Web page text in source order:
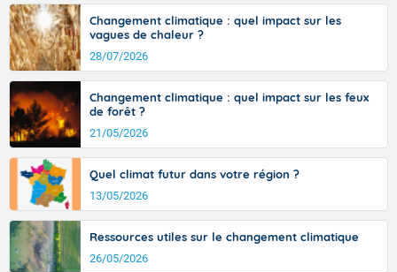
Changement climatique : quel impact sur les
vagues de chaleur ?
28/07/2026
Changement climatique : quel impact sur les feux
de forêt ?
21/05/2026
Quel climat futur dans votre région ?
13/05/2026
Ressources utiles sur le changement climatique
26/05/2026